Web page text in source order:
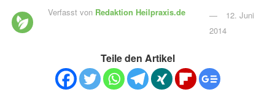
Verfasst von Redaktion Heilpraxis.de
12. Juni
2014
Teile den Artikel